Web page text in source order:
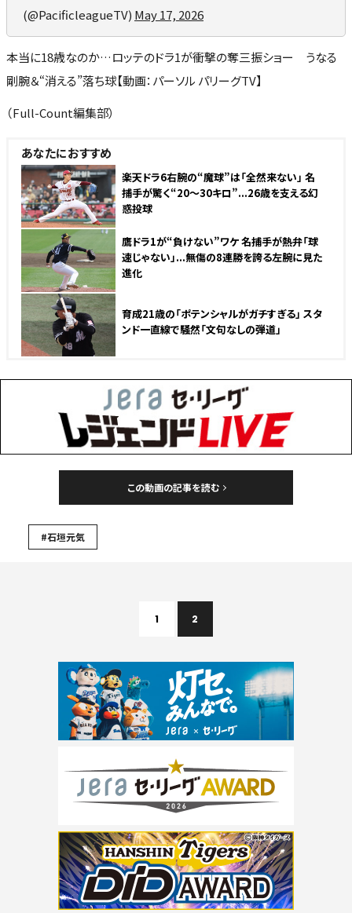
(@PacificleagueTV) May 17, 2026
本当に18歳なのか…ロッテのドラ1が衝撃の奪三振ショー うなる
剛腕＆“消える”落ち球【動画：パーソル パリーグTV】
（Full-Count編集部）
あなたにおすすめ
楽天ドラ6右腕の“魔球”は「全然来ない」 名
捕手が驚く“20〜30キロ”...26歳を支える幻
惑投球
鷹ドラ1が“負けない”ワケ 名捕手が熱弁「球
速じゃない」...無傷の8連勝を誇る左腕に見た
進化
育成21歳の「ポテンシャルがガチすぎる」 スタ
ンド一直線で騒然「文句なしの弾道」
この動画の記事を読む
#石垣元気
1 2